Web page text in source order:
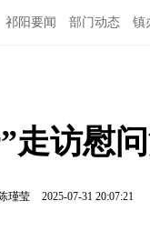
祁阳要闻 部门动态 镇
走访慰
瑾莹 2025-07-31 20:07:21